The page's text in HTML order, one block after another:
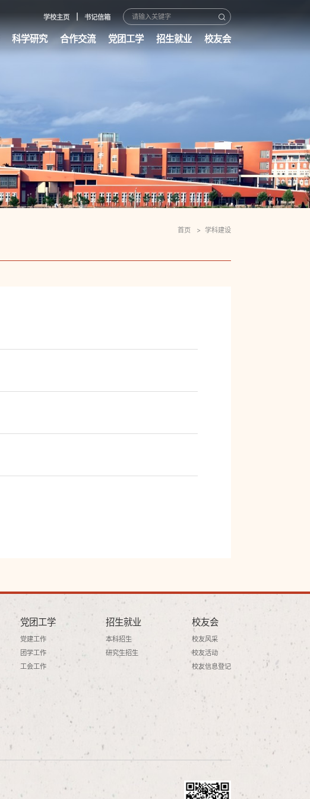
学校主页 书记信箱
科学研究 合作交流 党团工学 招生就业 校友会
首页 学科建设
党团工学
党建工作
团学工作
工会工作
招生就业
本科招生
研究生招生
校友会
校友风采
校友活动
校友信息登记